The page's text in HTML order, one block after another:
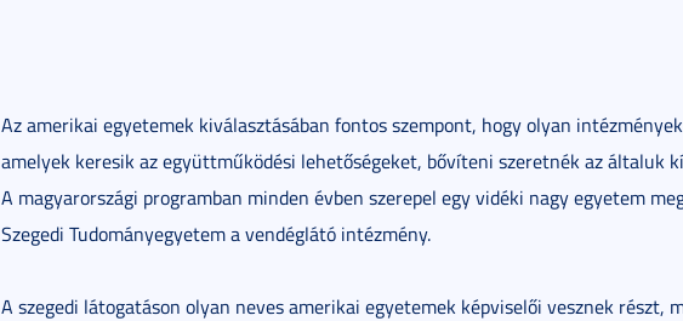
Az amerikai egyetemek kiválasztásában fontos szempont, hogy olyan
amelyek keresik az együttműködési lehetőségeket, bővíteni szeretnék az általuk
A magyarországi programban minden évben szerepel egy vidéki nagy egyetem
Szegedi Tudományegyetem a vendéglátó intézmény.
A szegedi látogatáson olyan neves amerikai egyetemek képviselői vesznek részt,